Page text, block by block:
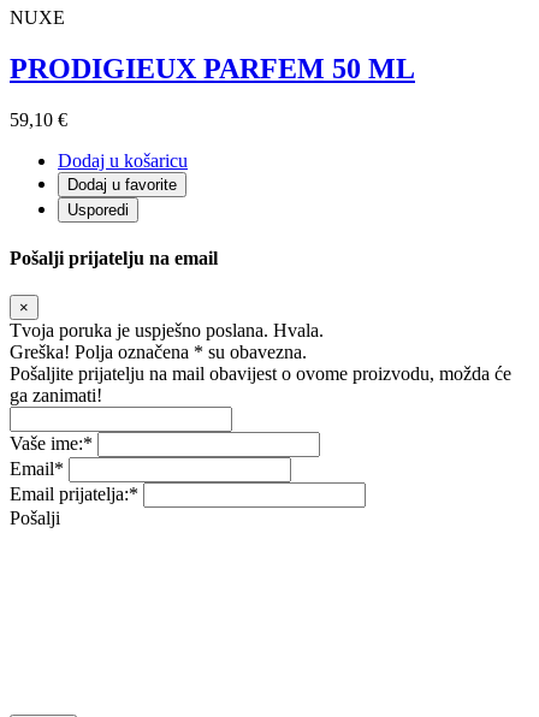
NUXE
PRODIGIEUX PARFEM 50 ML
59,10 €
Dodaj u košaricu
Dodaj u favorite
Usporedi
Pošalji prijatelju na email
×
Tvoja poruka je uspješno poslana. Hvala.
Greška! Polja označena * su obavezna.
Pošaljite prijatelju na mail obavijest o ovome proizvodu, možda će
ga zanimati!
Vaše ime:*
Email*
Email prijatelja:*
Pošalji